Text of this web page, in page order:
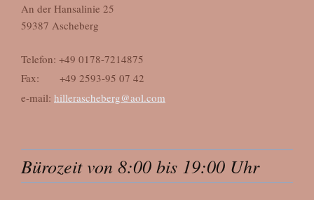
An der Hansalinie 25
59387 Ascheberg
Telefon: +49 0178-7214875
Fax: +49 2593-95 07 42
e-mail: hillerascheberg@aol.com
Bürozeit von 8:00 bis 19:00 Uhr